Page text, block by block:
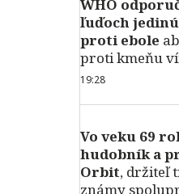
WHO
ľuďoch
proti ebole
proti kmeňu
19:28
Vo veku 69
hudobník a
Orbit, držiteľ
známy